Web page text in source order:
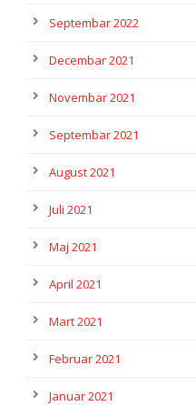
Septembar 2022
Decembar 2021
Novembar 2021
Septembar 2021
August 2021
Juli 2021
Maj 2021
April 2021
Mart 2021
Februar 2021
Januar 2021